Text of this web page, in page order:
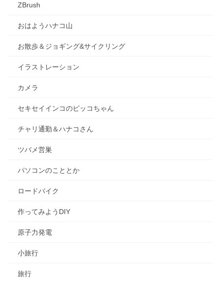
ZBrush
おはようハナコ山
お散歩＆ジョギング&サイクリング
イラストレーション
カメラ
セキセイインコのピッコちゃん
チャリ通勤＆ハナコさん
ツバメ営巣
パソコンのこととか
ロードバイク
作ってみようDIY
原子力発電
小旅行
旅行